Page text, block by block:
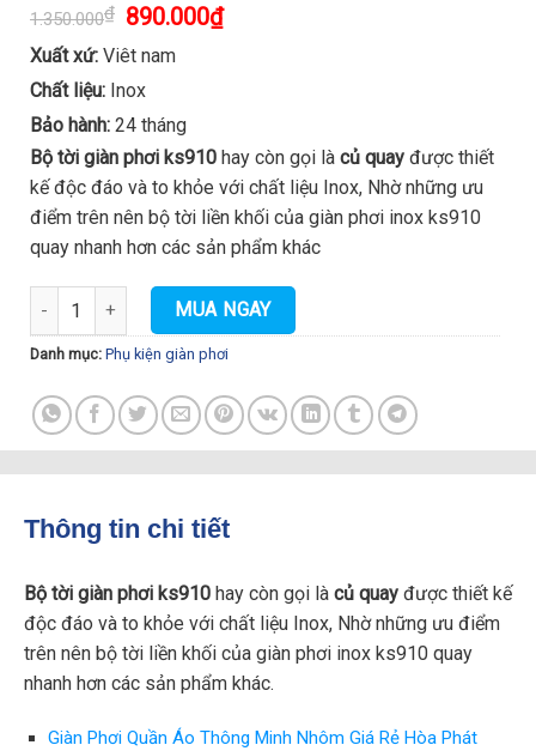
1.350.000₫ Original
price
was:
1.350.000₫.
890.000₫Current
price
Xuất xứ: Viêt nam
Chất liệu: Inox
Bảo hành: 24 tháng
Bộ tời giàn phơi ks910 hay còn gọi là củ quay được thiết
kế độc đáo và to khỏe với chất liệu Inox, Nhờ những ưu
điểm trên nên bộ tời liền khối của giàn phơi inox ks910
quay nhanh hơn các sản phẩm khác
Bộ tời giàn phơi thông minh Hòa Phát ks910 số lượng
MUA NGAY
Danh mục: Phụ kiện giàn phơi
Thông tin chi tiết
Bộ tời giàn phơi ks910 hay còn gọi là củ quay được thiết kế
độc đáo và to khỏe với chất liệu Inox, Nhờ những ưu điểm
trên nên bộ tời liền khối của giàn phơi inox ks910 quay
nhanh hơn các sản phẩm khác.
Giàn Phơi Quần Áo Thông Minh Nhôm Giá Rẻ Hòa Phát